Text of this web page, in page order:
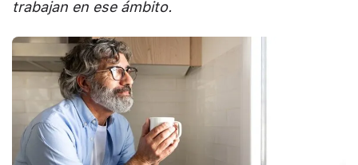
trabajan en ese ámbito.